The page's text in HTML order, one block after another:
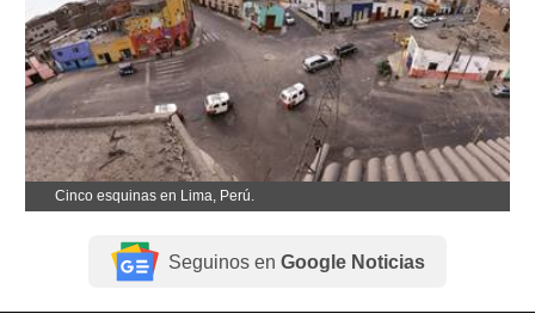
Cinco esquinas en Lima, Perú.
Seguinos en Google Noticias